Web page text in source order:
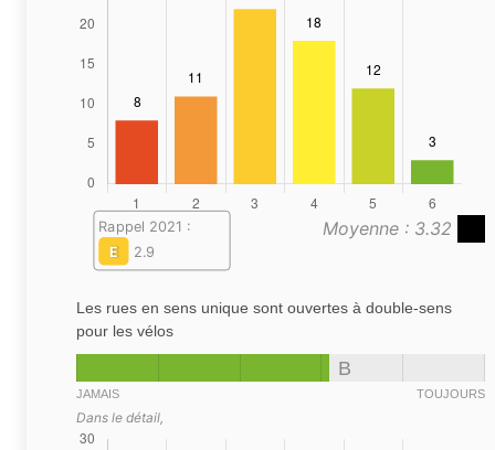
Moyenne : 3.32
Rappel 2021 :
E
2.9
Les rues en sens unique sont ouvertes à double-sens
pour les vélos
B
JAMAIS TOUJOURS
Dans le détail,